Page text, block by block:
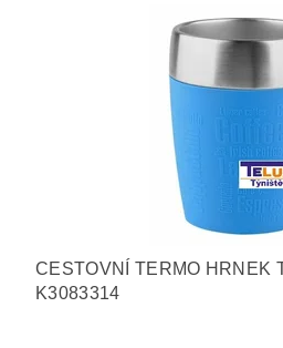
CESTOVNÍ TERMO HRNEK
K3083314